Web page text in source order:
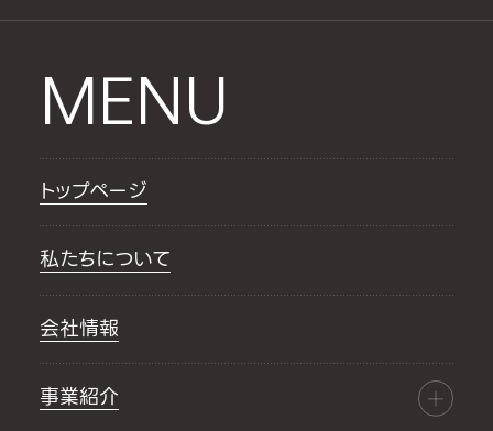
MENU
トップページ
私たちについて
会社情報
事業紹介